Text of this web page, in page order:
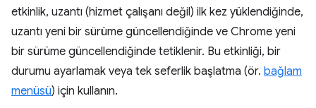
etkinlik, uzantı (hizmet çalışanı değil) ilk kez yüklendiğinde,
uzantı yeni bir sürüme güncellendiğinde ve Chrome yeni
bir sürüme güncellendiğinde tetiklenir. Bu etkinliği, bir
durumu ayarlamak veya tek seferlik başlatma (ör. bağlam
menüsü) için kullanın.